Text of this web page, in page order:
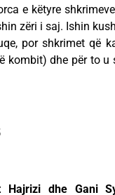
e këtyre
zëri i saj. Ishin
por shkrimet që
kombit) dhe për to
dhe Gani